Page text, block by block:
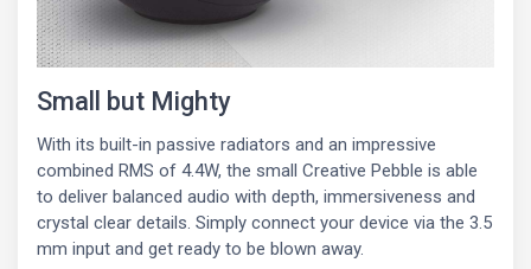
Small but Mighty
With its built-in passive radiators and an impressive
combined RMS of 4.4W, the small Creative Pebble is able
to deliver balanced audio with depth, immersiveness and
crystal clear details. Simply connect your device via the 3.5
mm input and get ready to be blown away.